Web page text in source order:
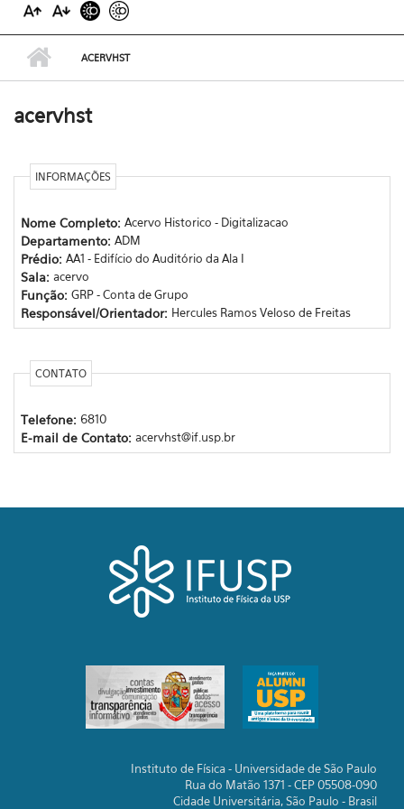
ACERVHST
acervhst
INFORMAÇÕES
Nome Completo: Acervo Historico - Digitalizacao
Departamento: ADM
Prédio: AA1 - Edifício do Auditório da Ala I
Sala: acervo
Função: GRP - Conta de Grupo
Responsável/Orientador: Hercules Ramos Veloso de Freitas
CONTATO
Telefone: 6810
E-mail de Contato: acervhst@if.usp.br
Instituto de Física - Universidade de São Paulo
Rua do Matão 1371 - CEP 05508-090
Cidade Universitária, São Paulo - Brasil